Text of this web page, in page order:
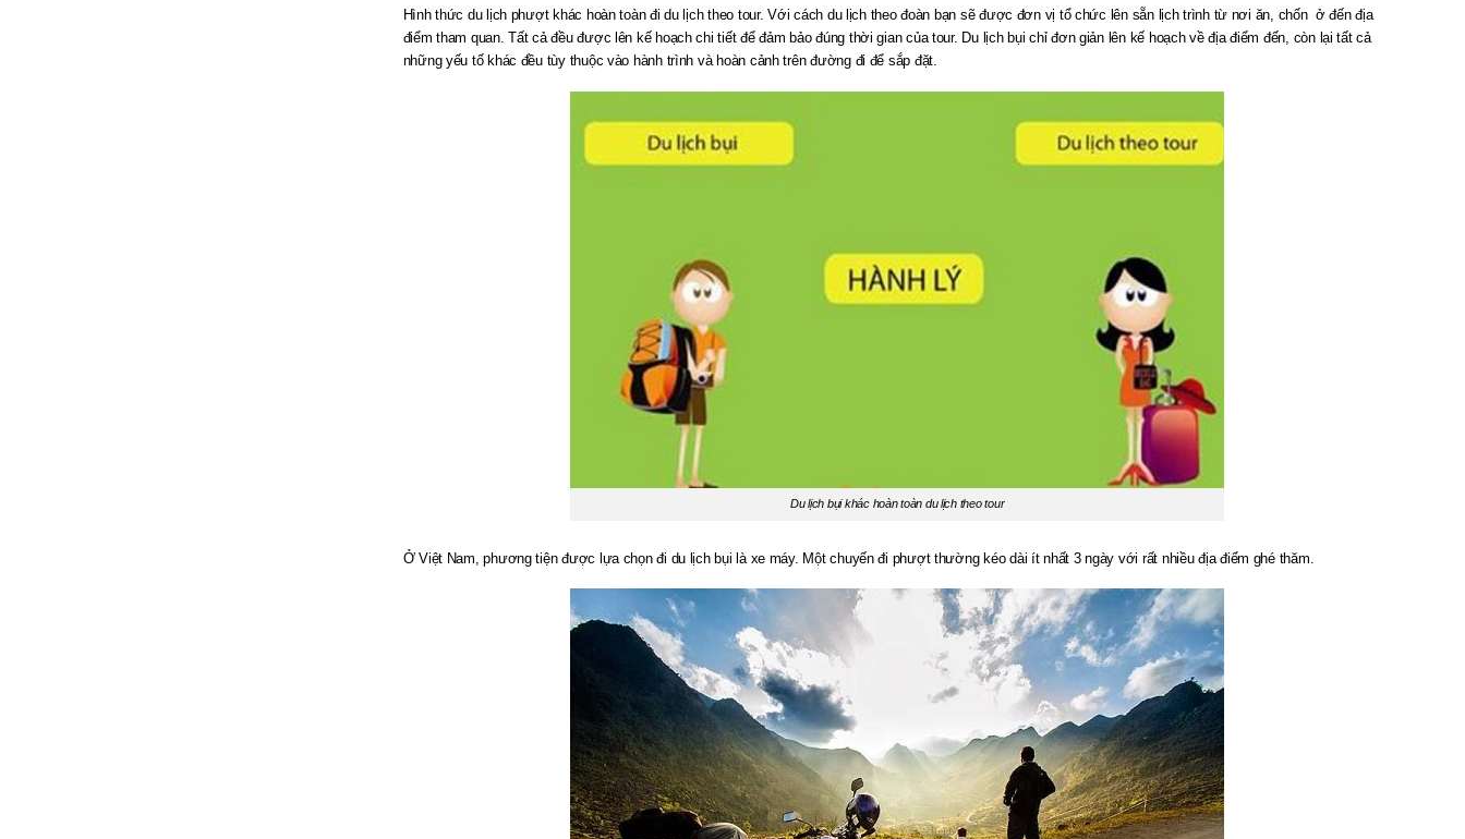
Hình thức du lịch phượt khác hoàn toàn đi du lịch theo tour. Với cách du lịch theo đoàn bạn sẽ được đơn vị tổ chức lên sẵn lịch trình từ nơi ăn, chốn ở đến địa
điểm tham quan. Tất cả đều được lên kế hoạch chi tiết để đảm bảo đúng thời gian của tour. Du lịch bụi chỉ đơn giản lên kế hoạch về địa điểm đến, còn lại tất cả
những yếu tố khác đều tùy thuộc vào hành trình và hoàn cảnh trên đường đi để sắp đặt.
Du lịch bụi khác hoàn toàn du lịch theo tour
Ở Việt Nam, phương tiện được lựa chọn đi du lịch bụi là xe máy. Một chuyến đi phượt thường kéo dài ít nhất 3 ngày với rất nhiều địa điểm ghé thăm.